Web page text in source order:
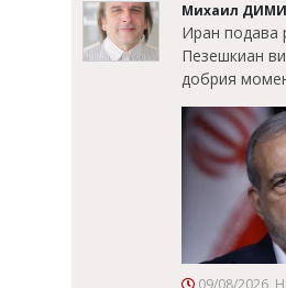
Михаил
Иран
Пезешкиан
добрия
09/08/2026,